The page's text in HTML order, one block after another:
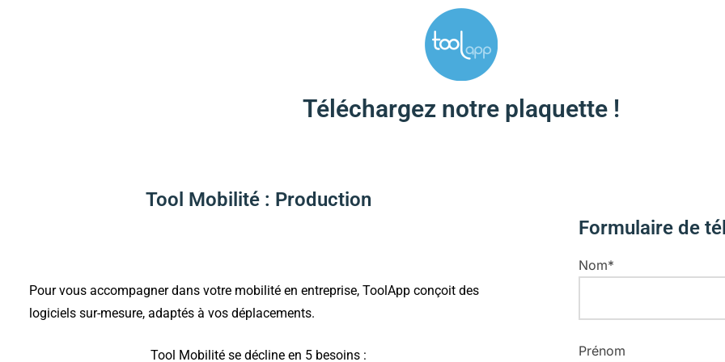
Téléchargez notre plaquette !
Tool Mobilité : Production
Pour vous accompagner dans votre mobilité en entreprise, ToolApp conçoit des
logiciels sur-mesure, adaptés à vos déplacements.
Tool Mobilité se décline en 5 besoins :
Formulaire de
Nom*
Prénom